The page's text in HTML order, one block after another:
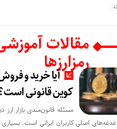
مقالات
رمزارزهاآیا خرید و
کوین قانونی
مسئله قانون‌مندی بازار ارز
اصلی کاربران ایرانی است. بسیاری